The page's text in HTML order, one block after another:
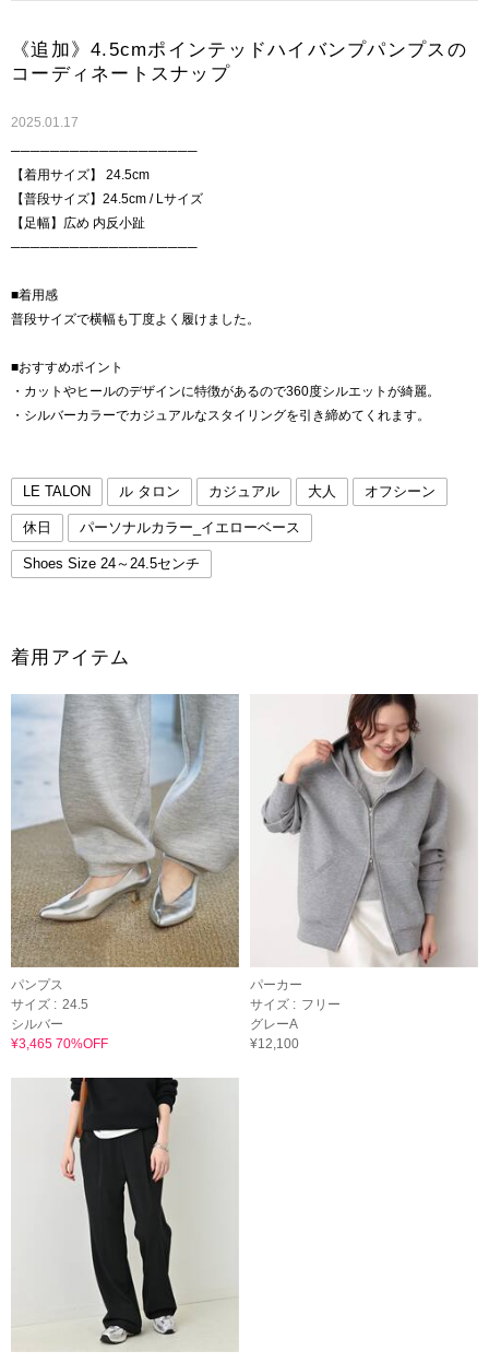
《追加》4.5cmポインテッドハイバンプパンプスの
コーディネートスナップ
2025.01.17
───────────────────
【着用サイズ】 24.5cm
【普段サイズ】24.5cm / Lサイズ
【足幅】広め 内反小趾
───────────────────
■着用感
普段サイズで横幅も丁度よく履けました。
■おすすめポイント
・カットやヒールのデザインに特徴があるので360度シルエットが綺麗。
・シルバーカラーでカジュアルなスタイリングを引き締めてくれます。
LE TALON ル タロン カジュアル 大人 オフシーン
休日 パーソナルカラー_イエローベース
Shoes Size 24～24.5センチ
着用アイテム
パンプス
サイズ : 24.5
シルバー
¥3,465 70%OFF
パーカー
サイズ : フリー
グレーA
¥12,100